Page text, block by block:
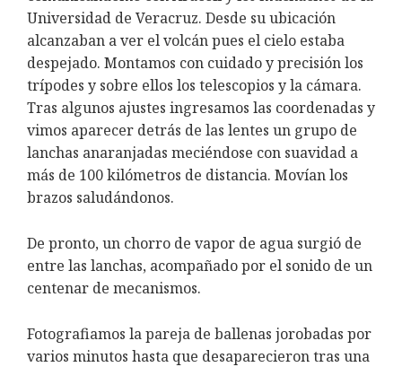
Universidad de Veracruz. Desde su ubicación
alcanzaban a ver el volcán pues el cielo estaba
despejado. Montamos con cuidado y precisión los
trípodes y sobre ellos los telescopios y la cámara.
Tras algunos ajustes ingresamos las coordenadas y
vimos aparecer detrás de las lentes un grupo de
lanchas anaranjadas meciéndose con suavidad a
más de 100 kilómetros de distancia. Movían los
brazos saludándonos.
De pronto, un chorro de vapor de agua surgió de
entre las lanchas, acompañado por el sonido de un
centenar de mecanismos.
Fotografiamos la pareja de ballenas jorobadas por
varios minutos hasta que desaparecieron tras una